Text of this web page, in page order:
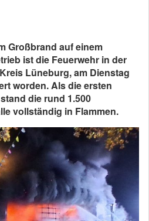
Großbrand auf einem
ist die Feuerwehr in der
Lüneburg, am Dienstag
worden. Als die ersten
die rund 1.500
vollständig in Flammen.